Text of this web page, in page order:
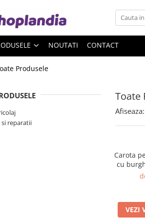
NOUTATI CONTACT
Produsele
Toate
reparatii
Afiseaza:
Carota
cu
VEZI